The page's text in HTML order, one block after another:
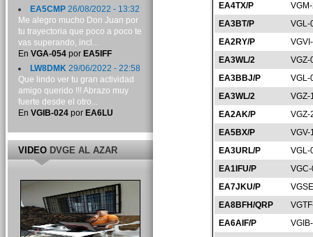
EA4TX/P
EA3BT/P
VGL-
EA2RY/P
EA3WL/2
VGZ-
EA3BBJ/P
VGL-
EA3WL/2
VGZ-
EA2AK/P
VGZ-
EA5BX/P
VGV-
EA3URL/P
VGL-
EA1IFU/P
EA7JKU/P
EA8BFH/QRP
EA6AIF/P
EA5CMP26/08/2022 - 13:32
Me alegro mucho Don Juan por
tu trayectoria que poco a poco te
vas superando, incl...
En VGA-054por EA5IFF
LW8DMK29/06/2022 - 22:58
Que lindo ver tu gran actividad
amigo querido !!! Abrazo muy
fuerte desde el otro...
En VGIB-024por EA6LU
VIDEODVGE AL AZAR